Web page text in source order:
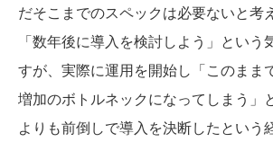
だそこまでのスペックは必要ないと考
「数年後に導入を検討しよう」という
すが、実際に運用を開始し「このまま
増加のボトルネックになってしまう」
よりも前倒しで導入を決断したという